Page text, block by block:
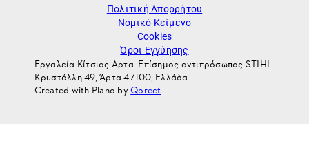
Πολιτική Απορρήτου
Νομικό Κείμενο
Cookies
Όροι Εγγύησης
Εργαλεία Κίτσιος Αρτα. Επίσημος αντιπρόσωπος STIHL.
Κρυστάλλη 49, Άρτα 47100, Ελλάδα
Created with Plano byQorect